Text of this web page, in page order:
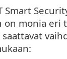
Smart
on monia eri